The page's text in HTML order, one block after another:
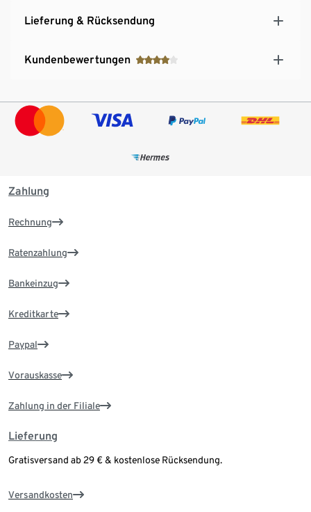
Lieferung & Rücksendung
Kundenbewertungen
Zahlung
Rechnung
Ratenzahlung
Bankeinzug
Kreditkarte
Paypal
Vorauskasse
Zahlung in der Filiale
Lieferung
Gratisversand ab 29 € & kostenlose Rücksendung.
Versandkosten